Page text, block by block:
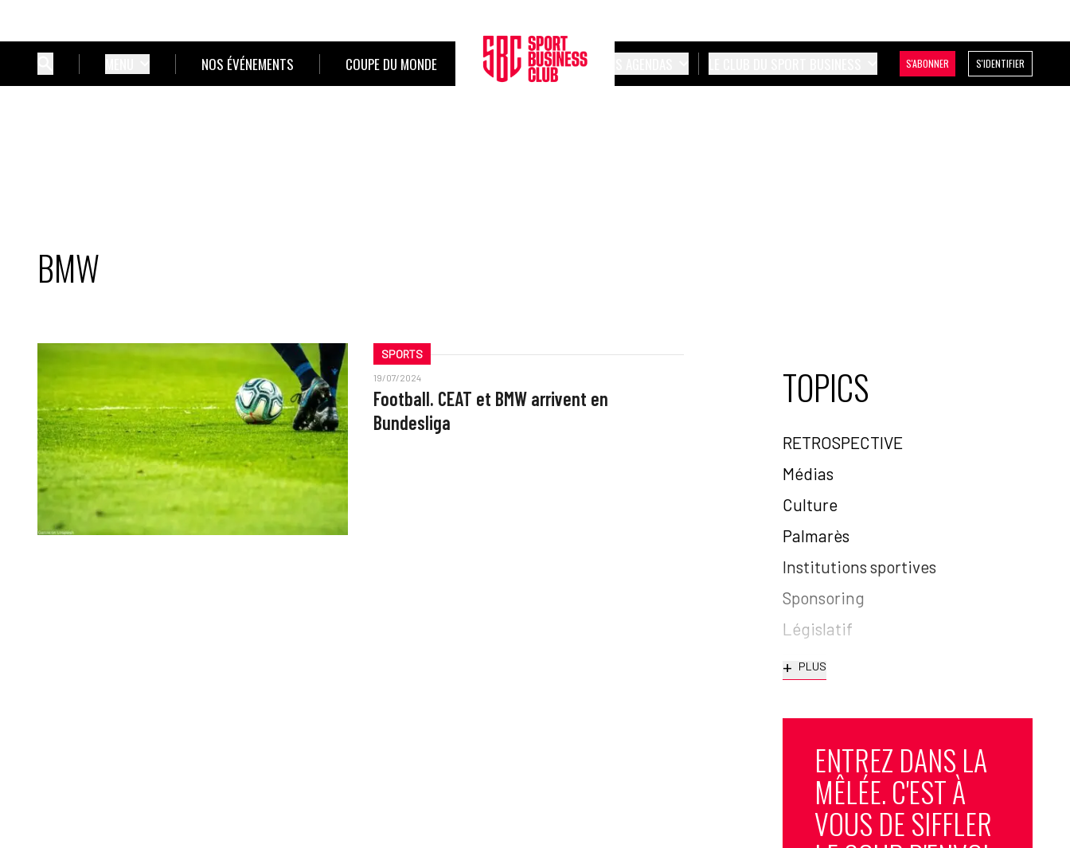
NOS ÉVÉNEMENTS COUPE DU MONDE S'ABONNER S'IDENTIFIER
BMW
SPORTS
19/07/2024
Football. CEAT et BMW arrivent en
Bundesliga
TOPICS
RETROSPECTIVE
Médias
Culture
Palmarès
Institutions sportives
Sponsoring
Législatif
+ PLUS
ENTREZ DANS LA
MÊLÉE. C'EST À
VOUS DE SIFFLER